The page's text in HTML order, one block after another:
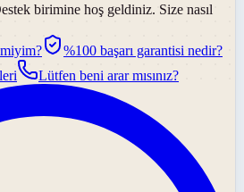
birimine hoş geldiniz. Size nasıl
%100 başarı garantisi nedir?
Lütfen beni arar mısınız?